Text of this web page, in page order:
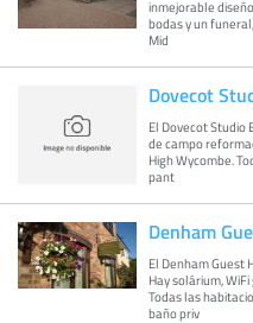
inmejorable
bodas y un
Mid
Dovecot
El Dovecot Studio
de campo
High Wycombe.
pant
Denham
El Denham Guest
Hay solárium,
Todas las
baño priv